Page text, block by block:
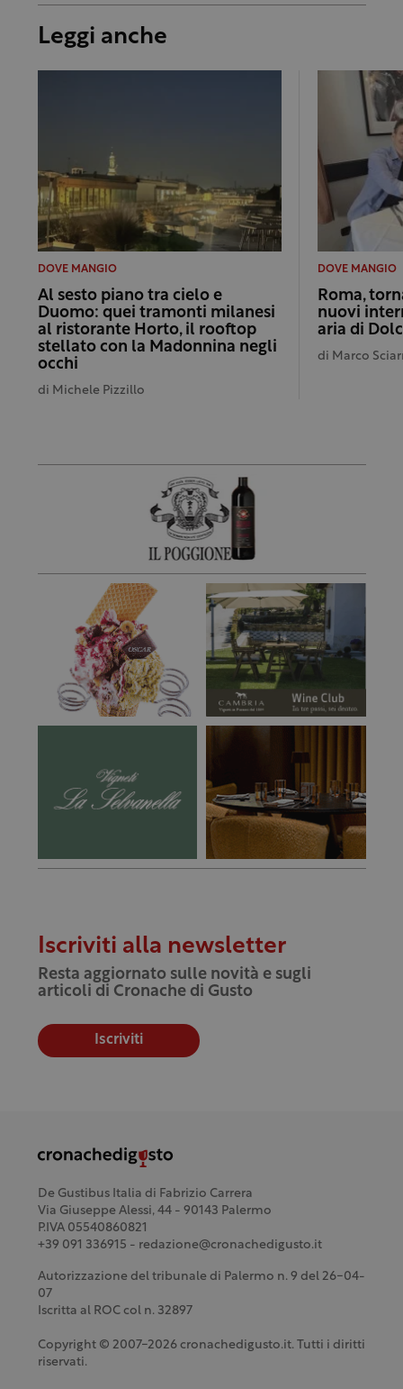
Leggi anche
DOVE MANGIO
Al sesto piano tra cielo e
Duomo: quei tramonti milanesi
al ristorante Horto, il rooftop
stellato con la Madonnina negli
occhi
di Michele Pizzillo
DOVE MANGIO
Roma,
nuovi
aria di
di Marco
Iscriviti alla newsletter
Resta aggiornato sulle novità e sugli
articoli di Cronache di Gusto
Iscriviti
De Gustibus Italia di Fabrizio Carrera
Via Giuseppe Alessi, 44 - 90143 Palermo
P.IVA 05540860821
+39 091 336915 - redazione@cronachedigusto.it
Autorizzazione del tribunale di Palermo n. 9 del 26-04-
07
Iscritta al ROC col n. 32897
Copyright © 2007-2026 cronachedigusto.it. Tutti i diritti
riservati.